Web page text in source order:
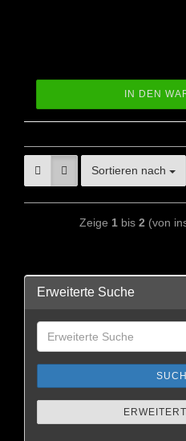
IN DEN
Sortieren nach
Zeige 1 bis 2 (von
Erweiterte Suche